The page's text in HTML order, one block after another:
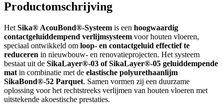
Productomschrijving
Het Sika® AcouBond®-Systeem is een hoogwaardig
contactgeluiddempend verlijmsysteem voor houten vloeren,
speciaal ontwikkeld om loop- en contactgeluid effectief te
reduceren in nieuwbouw- en renovatieprojecten. Het systeem
bestaat uit de SikaLayer®-03 of SikaLayer®-05 geluiddempende
mat in combinatie met de elastische polyurethaanlijm
SikaBond®-52 Parquet. Samen vormen zij een duurzame
oplossing voor het rechtstreeks verlijmen van houten vloeren met
uitstekende akoestische prestaties.